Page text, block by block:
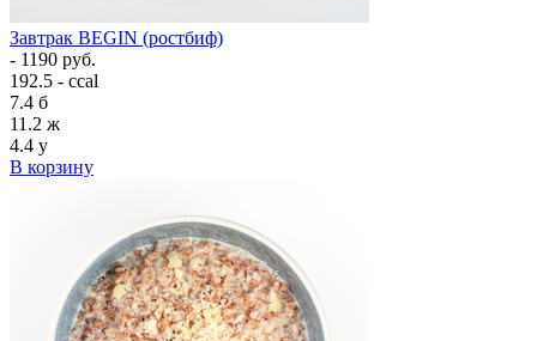
Завтрак BEGIN (ростбиф)
- 1190 руб.
192.5 - ccal
7.4 б
11.2 ж
4.4 у
В корзину